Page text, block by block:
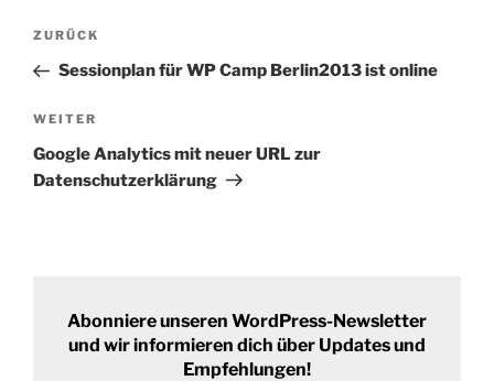
Beitrags-
Vorheriger
Beitrag
ZURÜCK
Sessionplan für WP Camp Berlin2013 ist online
Nächster
Beitrag
WEITER
Google Analytics mit neuer URL zur
Datenschutzerklärung
Abonniere unseren WordPress-Newsletter
und wir informieren dich über Updates und
Empfehlungen!